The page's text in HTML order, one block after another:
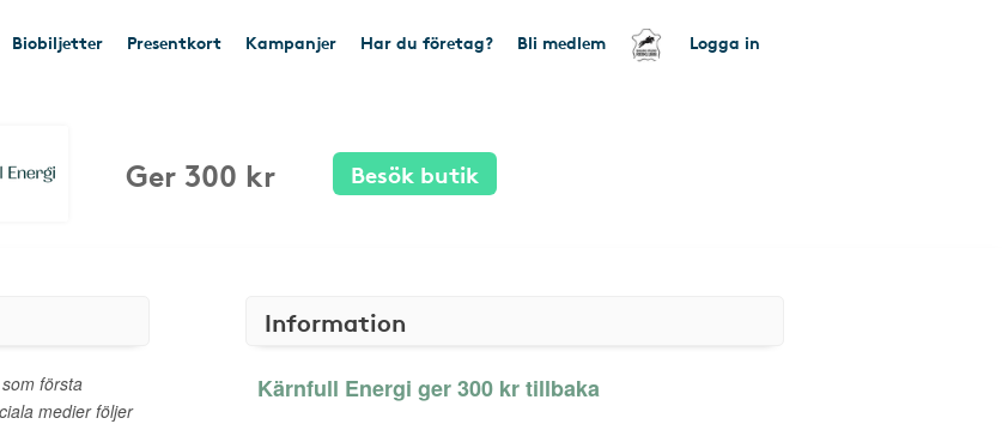
Biobiljetter Presentkort Kampanjer Har du företag? Bli medlem Logga in
Ger 300 kr Besök butik
första
medier följer
Information
Kärnfull Energi ger 300 kr tillbaka